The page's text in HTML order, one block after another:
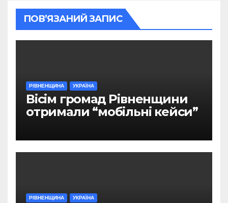
ПОВ’ЯЗАНИЙ ЗАПИС
РІВНЕНЩИНА УКРАЇНА
Вісім громад Рівненщини
отримали “мобільні кейси”
РІВНЕНЩИНА УКРАЇНА